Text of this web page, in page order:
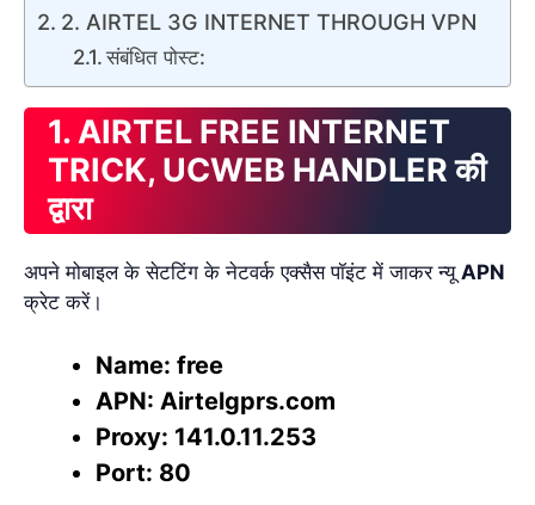
2. AIRTEL 3G INTERNET THROUGH VPN
संबंधित पोस्ट:
1. AIRTEL FREE INTERNET
TRICK, UCWEB HANDLER की
द्वारा
अपने मोबाइल के सेटटिंग के नेटवर्क एक्सैस पॉइंट में जाकर न्यू APN
क्रेट करें।
Name: free
APN: Airtelgprs.com
Proxy: 141.0.11.253
Port: 80